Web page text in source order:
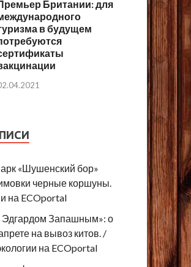
Британии: для
в будущем
«Шушенский бор»
черные коршуны.
на ECOportal
Эдгардом Запашным»: о
на вывоз китов. /
на ECOportal